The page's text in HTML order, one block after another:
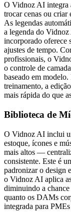
O Vidnoz AI integra
trocar cenas ou criar
As legendas
a legenda do
incorporado oferece
ajustes de tempo.
profissionais, o
o controle de
baseado em
treinamento, a
mais rápida do que
Biblioteca de
O Vidnoz AI inclui
estoque, ícones e
mais altos —
consistente. Este é
padronizar o design
o Vidnoz AI aplica
diminuindo a
quanto os DAMs
integrada para